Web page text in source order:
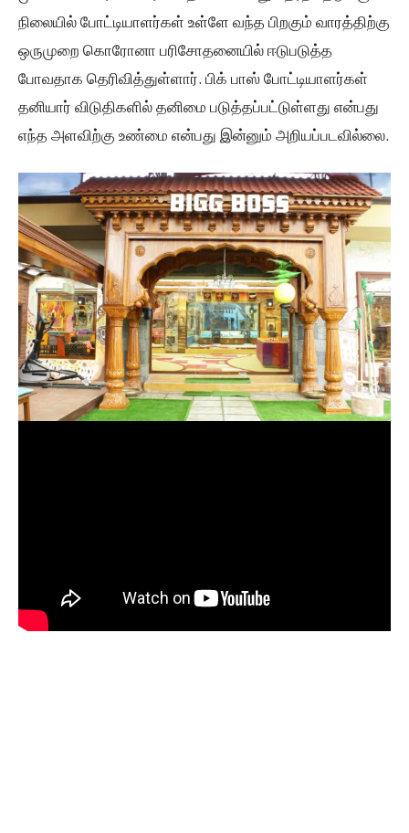
நிலையில் போட்டியாளர்கள் உள்ளே வந்த பிறகும் வாரத்திற்கு
ஒருமுறை கொரோனா பரிசோதனையில் ஈடுபடுத்த
போவதாக தெரிவித்துள்ளார். பிக் பாஸ் போட்டியாளர்கள்
தனியார் விடுதிகளில் தனிமை படுத்தப்பட்டுள்ளது என்பது
எந்த அளவிற்கு உண்மை என்பது இன்னும் அறியப்படவில்லை.